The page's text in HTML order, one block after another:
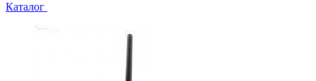
Каталог